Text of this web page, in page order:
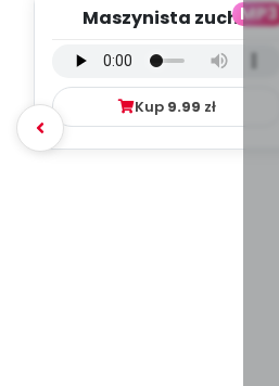
MP3
Maszynista zuch -
mp3)
Kup 9.99 zł